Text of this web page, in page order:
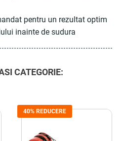
pentru un rezultat optim
inainte de sudura
CATEGORIE:
40% REDUCERE